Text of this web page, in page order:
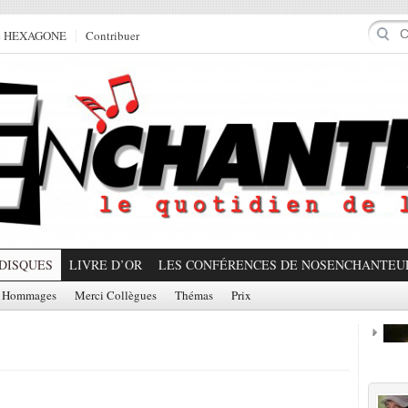
HEXAGONE Contribuer
LIVRE D’OR LES CONFÉRENCES DE
Hommages Merci Collègues Thémas Prix